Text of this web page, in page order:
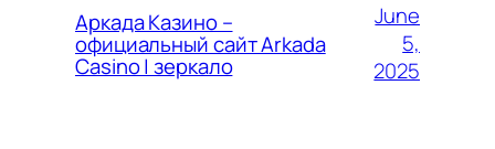
Аркада Казино –
официальный сайт Arkada
Casino | зеркало
June
5,
2025